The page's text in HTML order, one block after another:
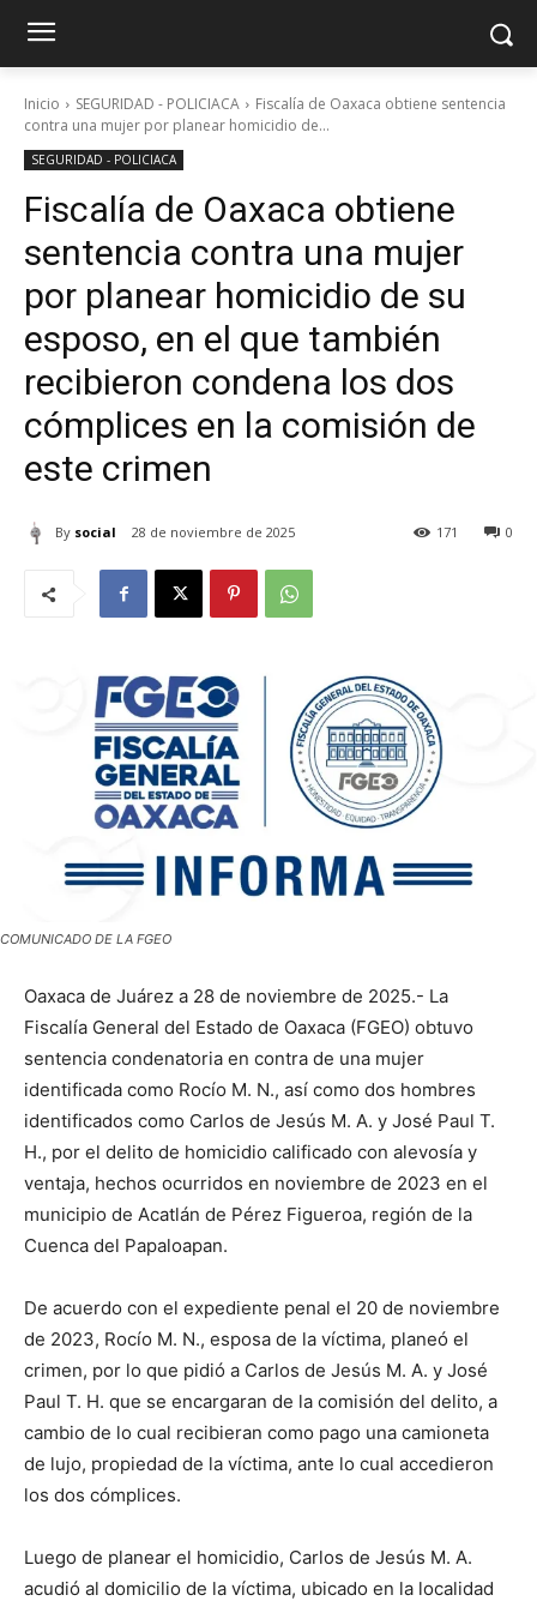
Inicio SEGURIDAD - POLICIACA
Fiscalía de Oaxaca obtiene sentencia
contra una mujer por planear homicidio de...
SEGURIDAD - POLICIACA
Fiscalía de Oaxaca obtiene
sentencia contra una mujer
por planear homicidio de su
esposo, en el que también
recibieron condena los dos
cómplices en la comisión de
este crimen
By social 28 de noviembre de 2025 0
171
COMUNICADO DE LA FGEO
Oaxaca de Juárez a 28 de noviembre de 2025.- La
Fiscalía General del Estado de Oaxaca (FGEO) obtuvo
sentencia condenatoria en contra de una mujer
identificada como Rocío M. N., así como dos hombres
identificados como Carlos de Jesús M. A. y José Paul T.
H., por el delito de homicidio calificado con alevosía y
ventaja, hechos ocurridos en noviembre de 2023 en el
municipio de Acatlán de Pérez Figueroa, región de la
Cuenca del Papaloapan.
De acuerdo con el expediente penal el 20 de noviembre
de 2023, Rocío M. N., esposa de la víctima, planeó el
crimen, por lo que pidió a Carlos de Jesús M. A. y José
Paul T. H. que se encargaran de la comisión del delito, a
cambio de lo cual recibieran como pago una camioneta
de lujo, propiedad de la víctima, ante lo cual accedieron
los dos cómplices.
Luego de planear el homicidio, Carlos de Jesús M. A.
acudió al domicilio de la víctima, ubicado en la localidad